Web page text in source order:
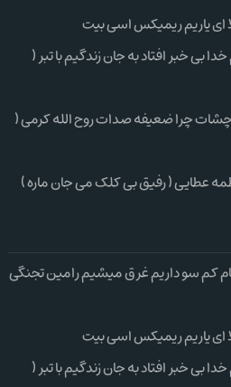
ای یاریم ریمیکس اسی بیت
بی خبر افتاد به جان زندگیم با تبر (
چرا ضعیفه صدات روح الله کرمی (
عطایی ( رفیق بی کلک می جان ماره )
کم سو داریم غرق میشیم رامین تجنگی
ای یاریم ریمیکس اسی بیت
بی خبر افتاد به جان زندگیم با تبر (